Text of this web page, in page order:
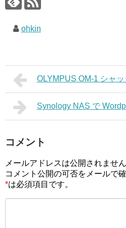
ohkin
OLYMPUS OM-1 シャ
Synology NAS で
コメント
メールアドレスは公開されません
コメント公開の可否をメールで
*は必須項目です。